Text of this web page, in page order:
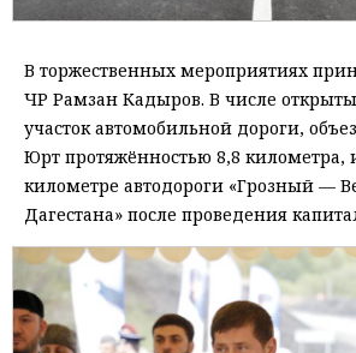
В торжественных мероприятиях
ЧР Рамзан Кадыров. В числе
участок автомобильной дороги,
Юрт протяжённостью 8,8 километра,
километре автодороги «Грозный —
Дагестана» после проведения